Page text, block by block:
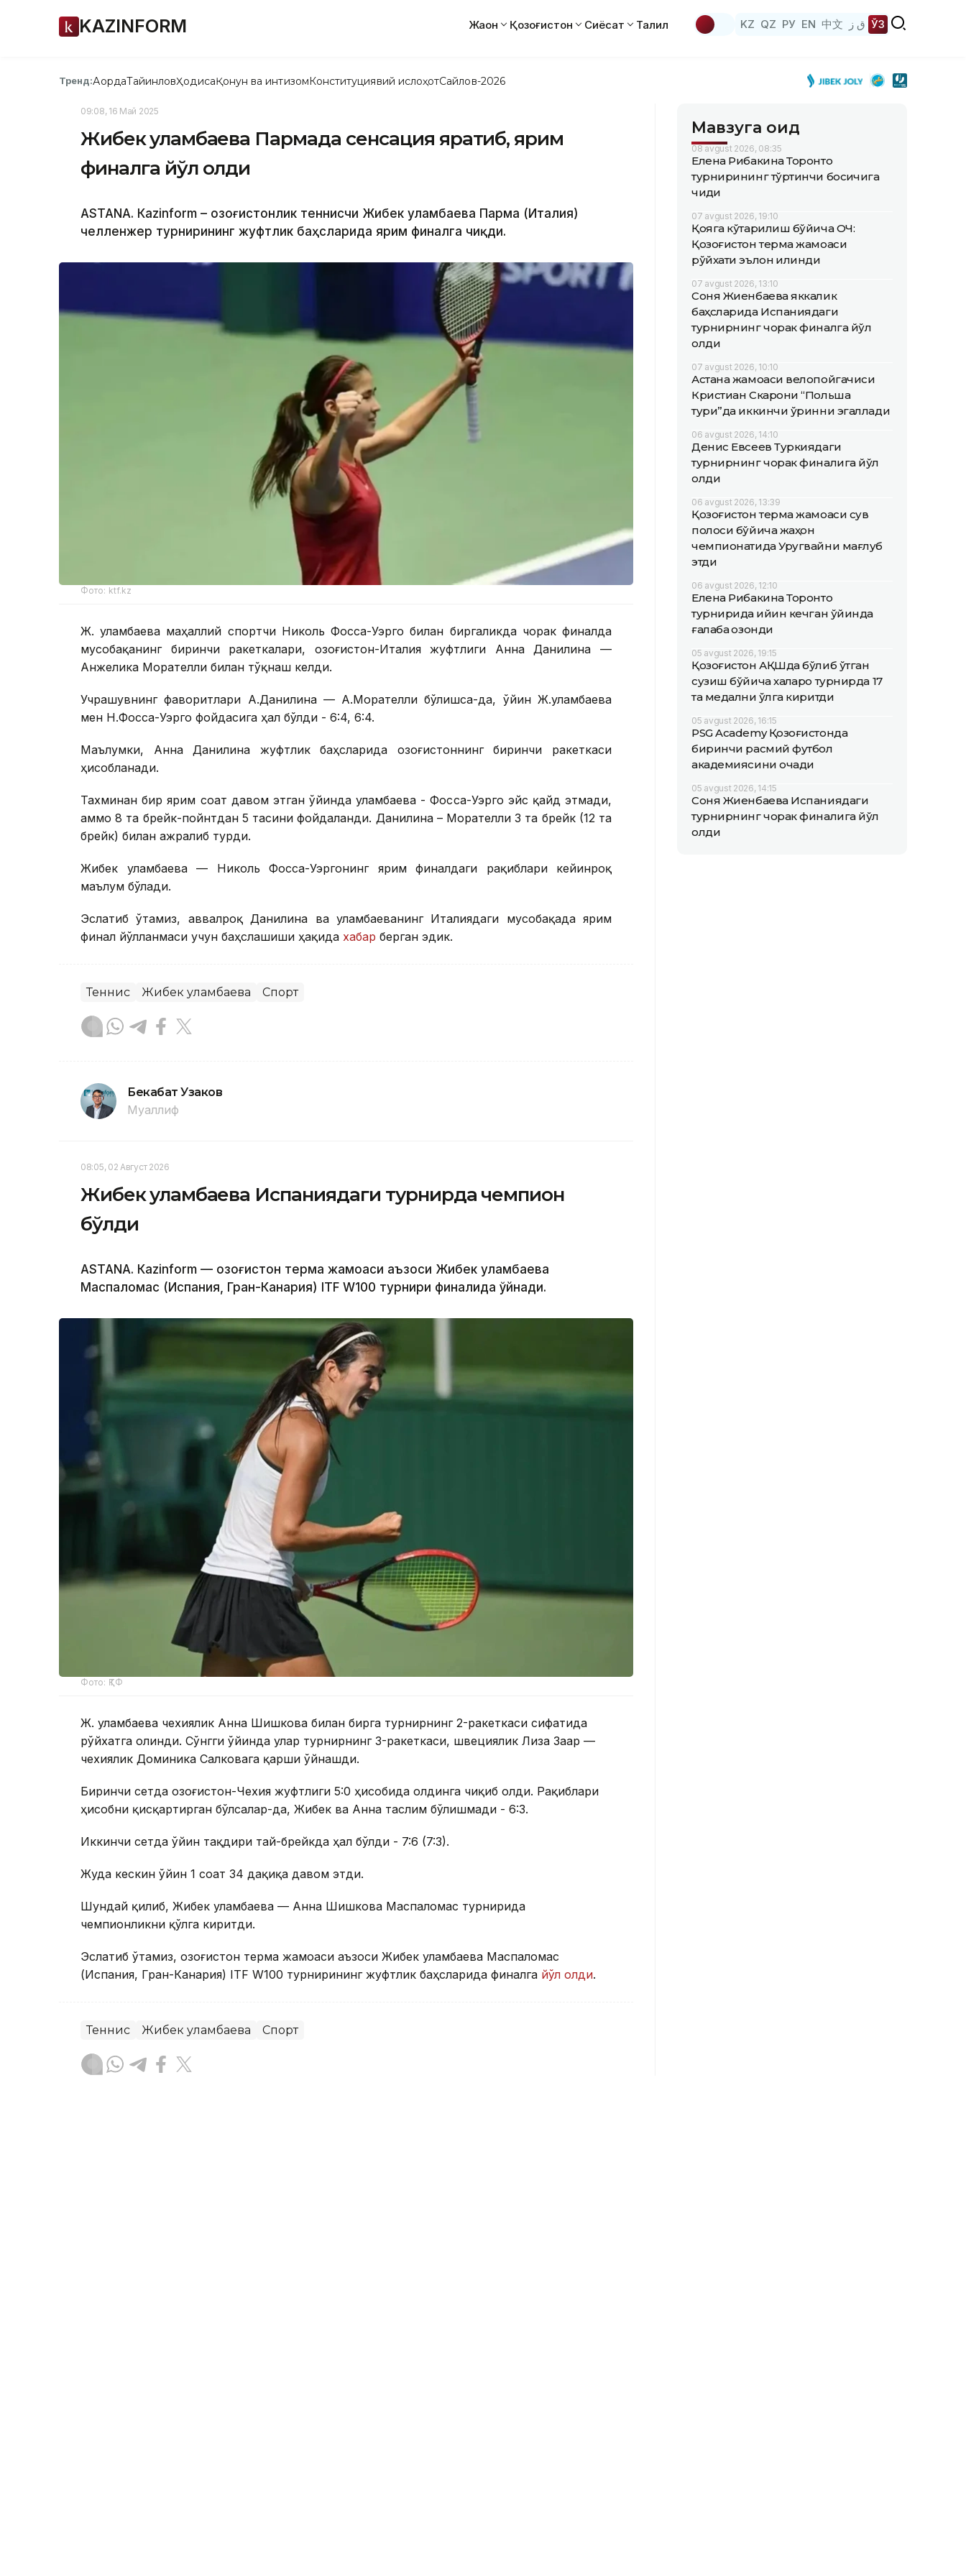
KAZINFORM Жаҳон Қозоғистон Сиёсат Таҳлил KZ QZ РУ EN 中文 ق ز ЎЗ
Тренд:АқордаТайинловҲодисаҚонун ва интизомКонституциявий ислоҳотСайлов-2026
09:08, 16 Май 2025
Жибек Қуламбаева Пармада сенсация яратиб, ярим
финалга йўл олди
ASTANА. Кazinform – Қозоғистонлик теннисчи Жибек Қуламбаева Парма (Италия)
челленжер турнирининг жуфтлик баҳсларида ярим финалга чиқди.
Фото: ktf.kz
Ж. Қуламбаева маҳаллий спортчи Николь Фосса-Уэрго билан биргаликда чорак финалда
мусобақанинг биринчи ракеткалари, Қозоғистон-Италия жуфтлиги Анна Данилина —
Анжелика Морателли билан тўқнаш келди.
Учрашувнинг фаворитлари А.Данилина — А.Морателли бўлишса-да, ўйин Ж.Қуламбаева
мен Н.Фосса-Уэрго фойдасига ҳал бўлди - 6:4, 6:4.
Маълумки, Анна Данилина жуфтлик баҳсларида Қозоғистоннинг биринчи ракеткаси
ҳисобланади.
Тахминан бир ярим соат давом этган ўйинда Қуламбаева - Фосса-Уэрго эйс қайд этмади,
аммо 8 та брейк-пойнтдан 5 тасини фойдаланди. Данилина – Морателли 3 та брейк (12 та
брейк) билан ажралиб турди.
Жибек Қуламбаева — Николь Фосса-Уэргонинг ярим финалдаги рақиблари кейинроқ
маълум бўлади.
Эслатиб ўтамиз, аввалроқ Данилина ва Қуламбаеванинг Италиядаги мусобақада ярим
финал йўлланмаси учун баҳслашиши ҳақида хабар берган эдик.
Теннис Жибек Қуламбаева Спорт
Бекабат Узаков
Муаллиф
08:05, 02 Август 2026
Жибек Қуламбаева Испаниядаги турнирда чемпион
бўлди
ASTANА. Кazinform — Қозоғистон терма жамоаси аъзоси Жибек Қуламбаева
Маспаломас (Испания, Гран-Канария) ITF W100 турнири финалида ўйнади.
Фото: ҚТФ
Ж. Қуламбаева чехиялик Анна Шишкова билан бирга турнирнинг 2-ракеткаси сифатида
рўйхатга олинди. Сўнгги ўйинда улар турнирнинг 3-ракеткаси, швециялик Лиза Заар —
чехиялик Доминика Салковага қарши ўйнашди.
Биринчи сетда Қозоғистон-Чехия жуфтлиги 5:0 ҳисобида олдинга чиқиб олди. Рақиблари
ҳисобни қисқартирган бўлсалар-да, Жибек ва Анна таслим бўлишмади - 6:3.
Иккинчи сетда ўйин тақдири тай-брейкда ҳал бўлди - 7:6 (7:3).
Жуда кескин ўйин 1 соат 34 дақиқа давом этди.
Шундай қилиб, Жибек Қуламбаева — Анна Шишкова Маспаломас турнирида
чемпионликни қўлга киритди.
Эслатиб ўтамиз, Қозоғистон терма жамоаси аъзоси Жибек Қуламбаева Маспаломас
(Испания, Гран-Канария) ITF W100 турнирининг жуфтлик баҳсларида финалга йўл олди.
Теннис Жибек Қуламбаева Спорт
Мавзуга оид
08 avgust 2026, 08:35
Елена Рибакина Торонто
турнирининг тўртинчи босқичига
чиқди
07 avgust 2026, 19:10
Қояга кўтарилиш бўйича ОЧ:
Қозоғистон терма жамоаси
рўйхати эълон қилинди
07 avgust 2026, 13:10
Соня Жиенбаева яккалик
баҳсларида Испаниядаги
турнирнинг чорак финалга йўл
олди
07 avgust 2026, 10:10
Астана жамоаси велопойгачиси
Кристиан Скарони “Польша
тури”да иккинчи ўринни эгаллади
06 avgust 2026, 14:10
Денис Евсеев Туркиядаги
турнирнинг чорак финалига йўл
олди
06 avgust 2026, 13:39
Қозоғистон терма жамоаси сув
полоси бўйича жаҳон
чемпионатида Уругвайни мағлуб
этди
06 avgust 2026, 12:10
Елена Рибакина Торонто
турнирида қийин кечган ўйинда
ғалаба қозонди
05 avgust 2026, 19:15
Қозоғистон АҚШда бўлиб ўтган
сузиш бўйича халқаро турнирда 17
та медални қўлга киритди
05 avgust 2026, 16:15
PSG Academy Қозоғистонда
биринчи расмий футбол
академиясини очади
05 avgust 2026, 14:15
Соня Жиенбаева Испаниядаги
турнирнинг чорак финалига йўл
олди